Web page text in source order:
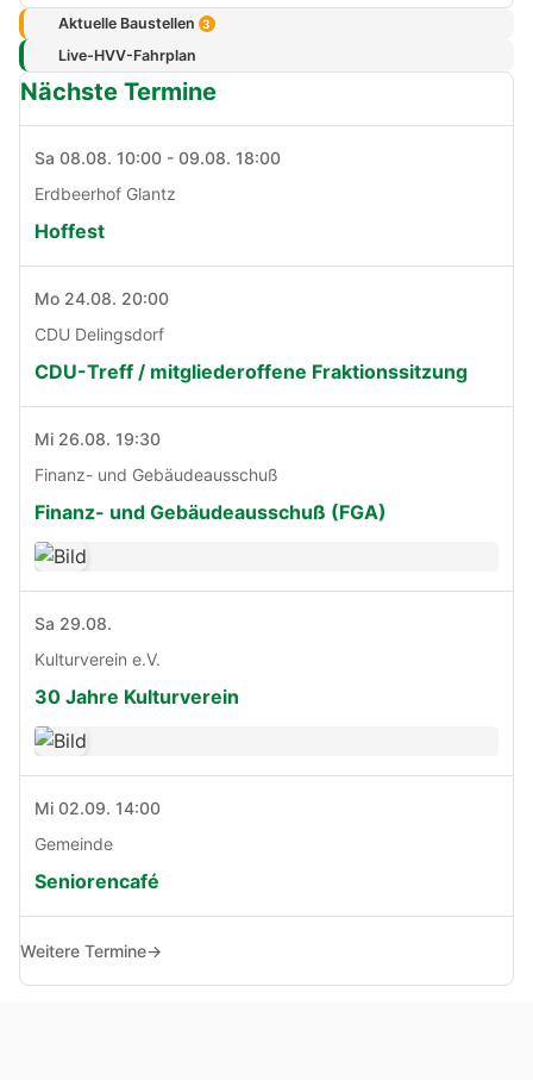
Aktuelle Baustellen 3
Live-HVV-Fahrplan
Nächste Termine
Sa 08.08. 10:00 - 09.08. 18:00
Erdbeerhof Glantz
Hoffest
Mo 24.08. 20:00
CDU Delingsdorf
CDU-Treff / mitgliederoffene Fraktionssitzung
Mi 26.08. 19:30
Finanz- und Gebäudeausschuß
Finanz- und Gebäudeausschuß (FGA)
Sa 29.08.
Kulturverein e.V.
30 Jahre Kulturverein
Mi 02.09. 14:00
Gemeinde
Seniorencafé
Weitere Termine→